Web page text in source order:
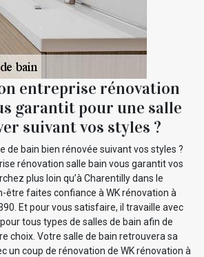
entreprise rénovation
garantit pour une salle
suivant vos styles ?
de bain bien rénovée suivant vos styles ?
rénovation salle bain vous garantit vos
plus loin qu’à Charentilly dans le
être faites confiance à WK rénovation à
Et pour vous satisfaire, il travaille avec
tous types de salles de bain afin de
choix. Votre salle de bain retrouvera sa
un coup de rénovation de WK rénovation à